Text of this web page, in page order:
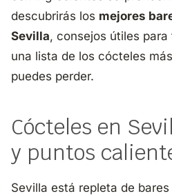
descubrirás los mejores
Sevilla, consejos útiles
una lista de los cócteles
puedes perder.
Cócteles en
y puntos
Sevilla está repleta de